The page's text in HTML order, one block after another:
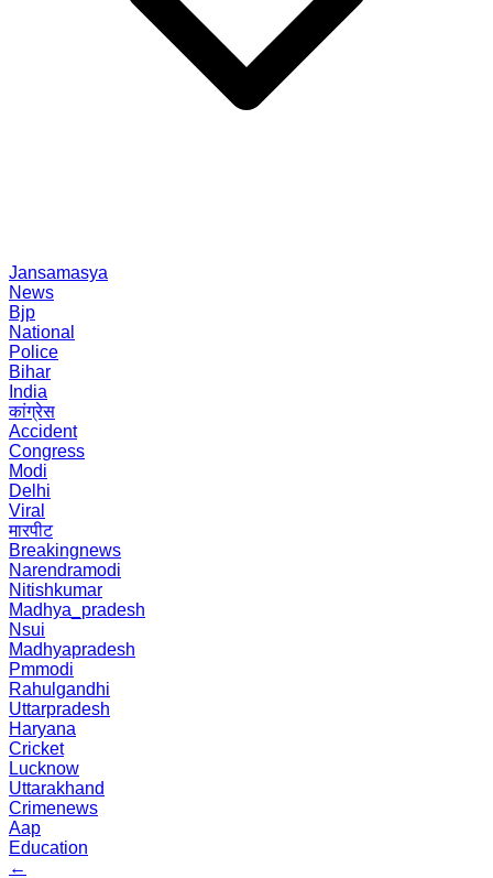
Jansamasya
News
Bjp
National
Police
Bihar
India
कांग्रेस
Accident
Congress
Modi
Delhi
Viral
मारपीट
Breakingnews
Narendramodi
Nitishkumar
Madhya_pradesh
Nsui
Madhyapradesh
Pmmodi
Rahulgandhi
Uttarpradesh
Haryana
Cricket
Lucknow
Uttarakhand
Crimenews
Aap
Education
←